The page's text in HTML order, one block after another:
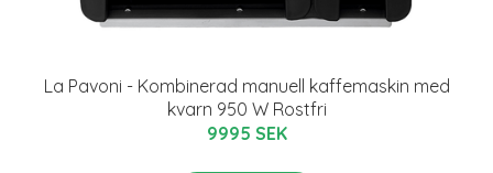
La Pavoni - Kombinerad manuell kaffemaskin med
kvarn 950 W Rostfri
9995 SEK